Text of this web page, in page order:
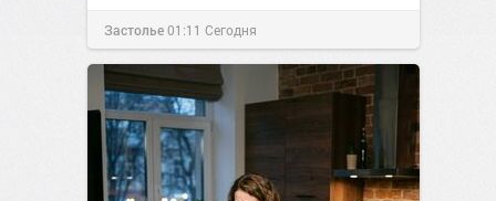
Застолье01:11 Сегодня